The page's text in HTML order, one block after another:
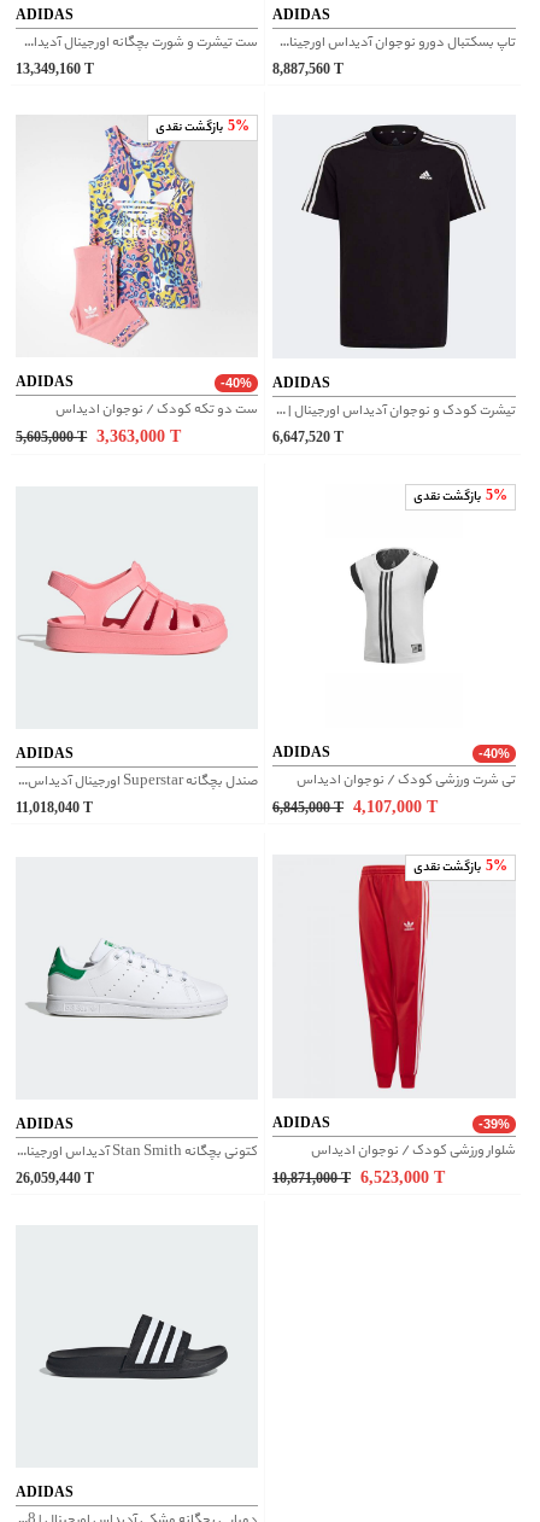
ADIDAS
ست تیشرت و شورت بچگانه اورجینال آدیداس | JE1613
13,349,160
ADIDAS
تاپ بسکتبال دورو نوجوان آدیداس اورجینال | DY6622
8,887,560
5% بازگشت نقدی
ADIDAS -40%
ست دو تکه کودک / نوجوان ادیداس
5,605,000 T 3,363,000
ADIDAS
تیشرت کودک و نوجوان آدیداس اورجینال | HR6330
6,647,520
ADIDAS
صندل بچگانه Superstar اورجینال آدیداس | JI2799
11,018,040
5% بازگشت نقدی
ADIDAS -40%
تی شرت ورزشی کودک / نوجوان ادیداس
6,845,000 T 4,107,000
ADIDAS
کتونی بچگانه Stan Smith آدیداس اورجینال | FX7519
26,059,440
5% بازگشت نقدی
ADIDAS -39%
شلوار ورزشی کودک / نوجوان ادیداس
10,871,000 T 6,523,000
ADIDAS